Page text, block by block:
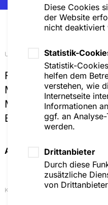
Unsere Standorte
Frankfurt
Mannheim
München
Brüssel
Anfahrt & Kontakt
Kontakt
Diese Cookies
der Website
nicht deaktiviert
Statistik-
Statistik-
helfen dem
verstehen, wie
Internetseite
Informationen
ggf. an
werden.
Drittanbieter
Durch diese
zusätzliche
von